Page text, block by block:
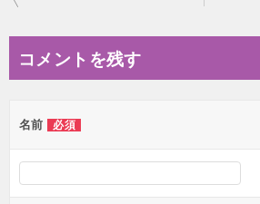
ビ
ー
シ
コメントを残す
名前 必須